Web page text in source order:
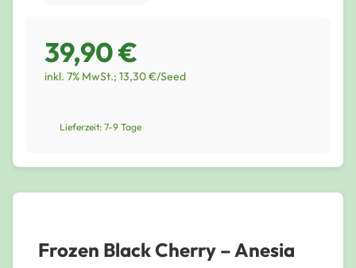
39,90 €
inkl. 7% MwSt.; 13,30 €/Seed
Lieferzeit: 7-9 Tage
Frozen Black Cherry – Anesia